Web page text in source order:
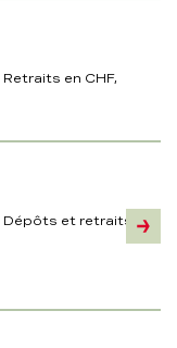
Retraits en CHF,
Dépôts et retraits